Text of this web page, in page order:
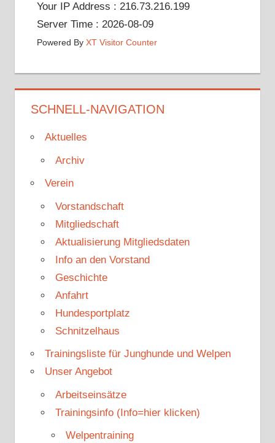
Your IP Address : 216.73.216.199
Server Time : 2026-08-09
Powered By XT Visitor Counter
SCHNELL-NAVIGATION
Aktuelles
Archiv
Verein
Vorstandschaft
Mitgliedschaft
Aktualisierung Mitgliedsdaten
Info an den Vorstand
Geschichte
Anfahrt
Hundesportplatz
Schnitzelhaus
Trainingsliste für Junghunde und Welpen
Unser Angebot
Arbeitseinsätze
Trainingsinfo (Info=hier klicken)
Welpentraining